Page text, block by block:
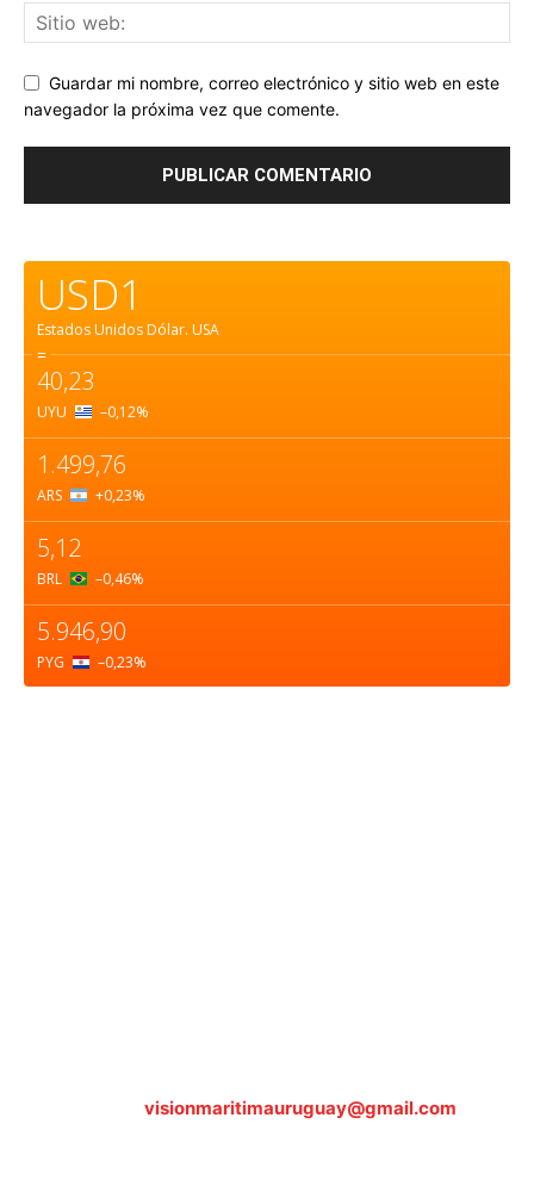
Guardar mi nombre, correo electrónico y sitio web en este
navegador la próxima vez que comente.
USD1
Estados Unidos Dólar. USA
=
40,23
UYU –0,12%
1.499,76
ARS +0,23%
5,12
BRL –0,46%
5.946,90
PYG –0,23%
visionmaritimauruguay@gmail.com